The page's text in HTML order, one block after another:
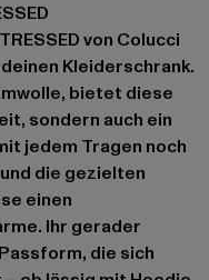
von Colucci
Kleiderschrank.
bietet diese
sondern auch ein
jedem Tragen noch
die gezielten
einen
Ihr gerader
die sich